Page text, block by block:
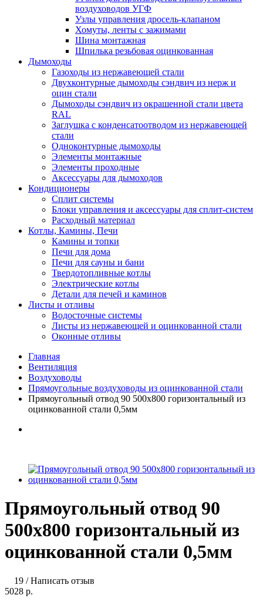
воздуховодов УГФ
Узлы управления дросель-клапаном
Хомуты, ленты с зажимами
Шина монтажная
Шпилька резьбовая оцинкованная
Дымоходы
Газоходы из нержавеющей стали
Двухконтурные дымоходы сэндвич из нерж и
оцин стали
Дымоходы сэндвич из окрашенной стали цвета
RAL
Заглушка с конденсатоотводом из нержавеющей
стали
Одноконтурные дымоходы
Элементы монтажные
Элементы проходные
Аксессуары для дымоходов
Кондиционеры
Сплит системы
Блоки управления и аксессуары для сплит-систем
Расходный материал
Котлы, Камины, Печи
Камины и топки
Печи для дома
Печи для сауны и бани
Твердотопливные котлы
Электрические котлы
Детали для печей и каминов
Листы и отливы
Водосточные системы
Листы из нержавеющей и оцинкованной стали
Оконные отливы
Главная
Вентиляция
Воздуховоды
Прямоугольные воздуховоды из оцинкованной стали
Прямоугольный отвод 90 500х800 горизонтальный из
оцинкованной стали 0,5мм
Прямоугольный отвод 90
500х800 горизонтальный из
оцинкованной стали 0,5мм
19 /Написать отзыв
5028 р.